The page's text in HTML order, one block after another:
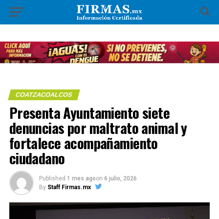
COATZACOALCOS
Presenta Ayuntamiento siete
denuncias por maltrato animal y
fortalece acompañamiento
ciudadano
Published 1 mes agoon 6 julio, 2026
By Staff Firmas.mx